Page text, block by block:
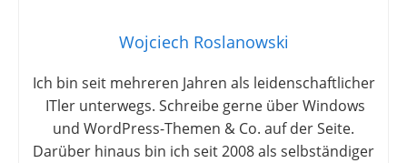
Wojciech Roslanowski
Ich bin seit mehreren Jahren als leidenschaftlicher
ITler unterwegs. Schreibe gerne über Windows
und WordPress-Themen & Co. auf der Seite.
Darüber hinaus bin ich seit 2008 als selbständiger